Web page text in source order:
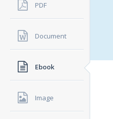
PDF
Document
Ebook
Image